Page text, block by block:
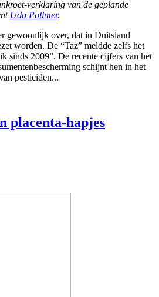
verklaring van de geplande
Udo Pollmer.
gewoonlijk over, dat in Duitsland
worden. De “Taz” meldde zelfs het
sinds 2009”. De recente cijfers van het
schijnt hen in het
pesticiden...
placenta-hapjes